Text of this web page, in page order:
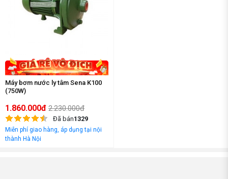
Máy bơm nước ly tâm Sena K100
(750W)
1.860.000đ 2.230.000đ
Đã bán1329
Miễn phí giao hàng, áp dụng tại nội
thành Hà Nội